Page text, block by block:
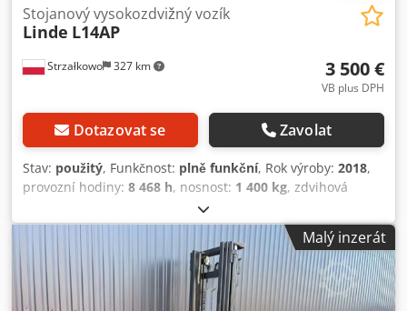
Strzałkowo 327 km
Stojanový vysokozdvižný vozík
Linde L14AP
3 500 €
VB plus DPH
Dotazovat se Zavolat
Stav: použitý, Funkčnost: plně funkční, Rok výroby: 2018,
provozní hodiny: 8 468 h, nosnost: 1 400 kg, zdvihová
, volný zdvih:1 465 mm
elektrický, typ stožáru:triplex, stavební výška:1 915 mm,
typ pohonu: Elektro
, Zakladač pro pěší Cedpfxozqw Spj
Ahyorf Typ stožáru: Triplex Stav: Připraven k použití a plně
funkční Technický stav: dobrý Napětí baterie: 24 V
Počáteční zdvih,
Malý inzerát